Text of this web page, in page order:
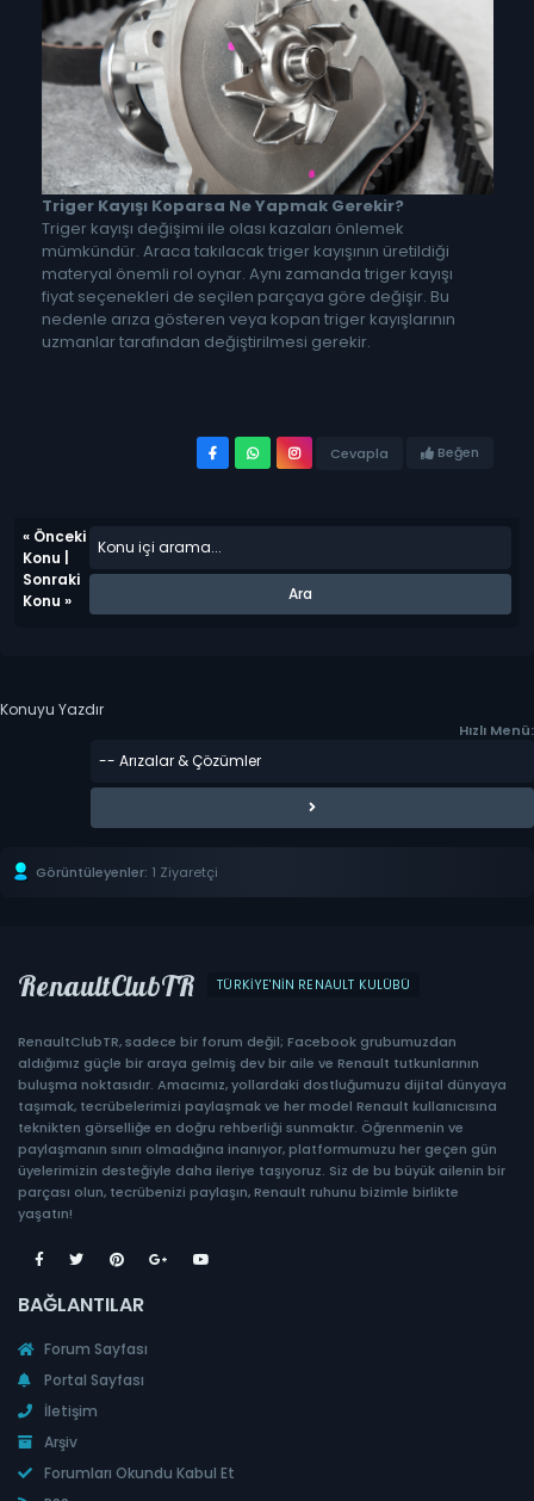
Triger Kayışı Koparsa Ne Yapmak Gerekir?
Triger kayışı değişimi ile olası kazaları önlemek
mümkündür. Araca takılacak triger kayışının üretildiği
materyal önemli rol oynar. Aynı zamanda triger kayışı
fiyat seçenekleri de seçilen parçaya göre değişir. Bu
nedenle arıza gösteren veya kopan triger kayışlarının
uzmanlar tarafından değiştirilmesi gerekir.
Cevapla Beğen
« Önceki
Konu
Sonraki
Konu »
Konuyu Yazdır
Hızlı Menü:
Görüntüleyenler: 1 Ziyaretçi
RenaultClubTR TÜRKIYE'NIN RENAULT KULÜBÜ
RenaultClubTR, sadece bir forum değil; Facebook grubumuzdan
aldığımız güçle bir araya gelmiş dev bir aile ve Renault tutkunlarının
buluşma noktasıdır. Amacımız, yollardaki dostluğumuzu dijital dünyaya
taşımak, tecrübelerimizi paylaşmak ve her model Renault kullanıcısına
teknikten görselliğe en doğru rehberliği sunmaktır. Öğrenmenin ve
paylaşmanın sınırı olmadığına inanıyor, platformumuzu her geçen gün
üyelerimizin desteğiyle daha ileriye taşıyoruz. Siz de bu büyük ailenin bir
parçası olun, tecrübenizi paylaşın, Renault ruhunu bizimle birlikte
yaşatın!
BAĞLANTILAR
Forum Sayfası
Portal Sayfası
İletişim
Arşiv
Forumları Okundu Kabul Et